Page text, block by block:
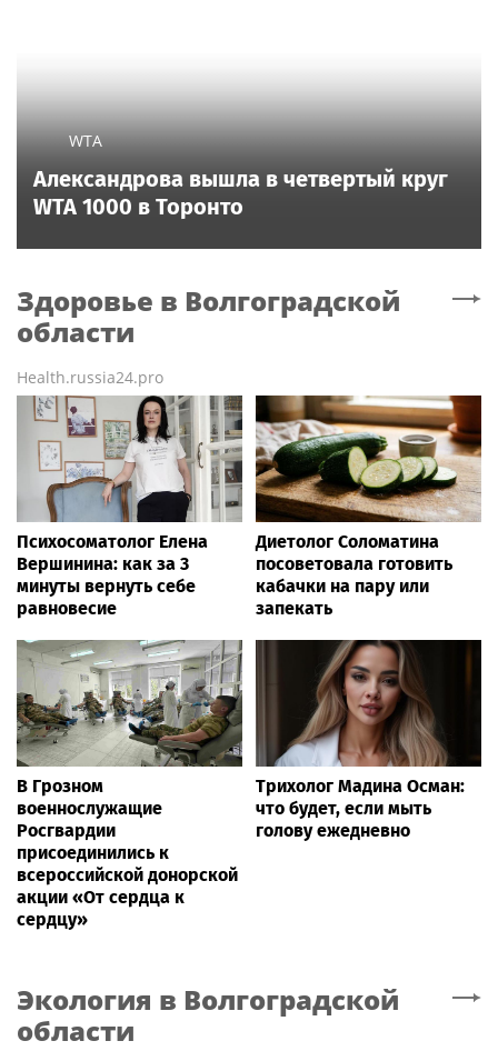
WTA
Александрова вышла в четвертый круг
WTA 1000 в Торонто
Здоровье в Волгоградской
области
Health.russia24.pro
Психосоматолог Елена
Вершинина: как за 3
минуты вернуть себе
равновесие
Диетолог Соломатина
посоветовала готовить
кабачки на пару или
запекать
В Грозном
военнослужащие
Росгвардии
присоединились к
всероссийской донорской
акции «От сердца к
сердцу»
Трихолог Мадина Осман:
что будет, если мыть
голову ежедневно
Экология в Волгоградской
области